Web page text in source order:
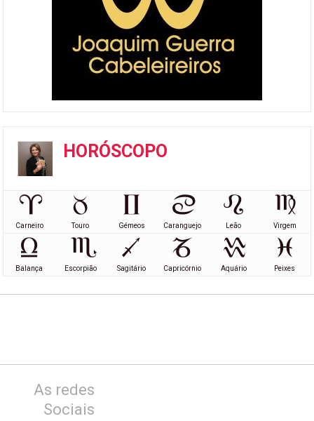
HORÓSCOPO
Carneiro Touro Gémeos Caranguejo Leão Virgem
Balança Escorpião Sagitário Capricórnio Aquário Peixes
As redes
Sociais